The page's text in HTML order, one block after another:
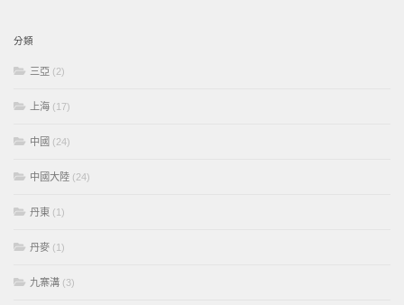
分類
三亞 (2)
上海 (17)
中國 (24)
中國大陸 (24)
丹東 (1)
丹麥 (1)
九寨溝 (3)